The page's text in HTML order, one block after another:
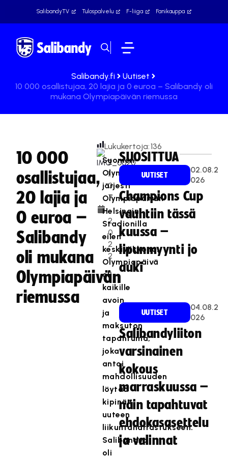
SalibandyTV Tulospalvelu F-liiga Fanikauppa
Salibandy.fi
Uutiset
10 000 osallistujaa, 20 lajia ja 0 euroa – Salibandy oli
mukana Olympiapäivän riemussa
10 000
osallistujaa,
20 lajia ja
0 euroa –
Salibandy
oli mukana
Olympiapäivän
riemussa
2
1.
0
7
.
2
0
2
2
Lukukertoja:136
Suomen
Olympiakomitea
järjesti
Olympiapäivän
Helsingin
Stadionilla
eilen
keskiviikkona.
Olympiapäivä
oli
kaikille
avoin
ja
maksuton
tapahtuma,
joka
antoi
mahdollisuuden
löytää
kipinän
uuteen
liikuntaharrastukseen.
Salibandya
oli
SUOSITTUA
UUTISET
02.08.2
026
Champions Cup
vauhtiin tässä
kuussa –
lipunmyynti jo
auki
UUTISET
04.08.2
026
Salibandyliiton
varsinainen
kokous
marraskuussa –
näin tapahtuvat
ehdokasasettelu
ja valinnat